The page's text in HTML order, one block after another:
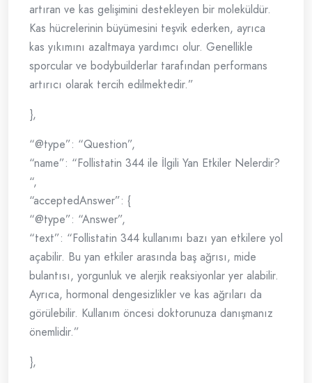
artıran ve kas gelişimini destekleyen bir moleküldür.
Kas hücrelerinin büyümesini teşvik ederken, ayrıca
kas yıkımını azaltmaya yardımcı olur. Genellikle
sporcular ve bodybuilderlar tarafından performans
artırıcı olarak tercih edilmektedir.”
},
“@type”: “Question”,
“name”: “Follistatin 344 ile İlgili Yan Etkiler Nelerdir?
“,
“acceptedAnswer”: {
“@type”: “Answer”,
“text”: “Follistatin 344 kullanımı bazı yan etkilere yol
açabilir. Bu yan etkiler arasında baş ağrısı, mide
bulantısı, yorgunluk ve alerjik reaksiyonlar yer alabilir.
Ayrıca, hormonal dengesizlikler ve kas ağrıları da
görülebilir. Kullanım öncesi doktorunuza danışmanız
önemlidir.”
},